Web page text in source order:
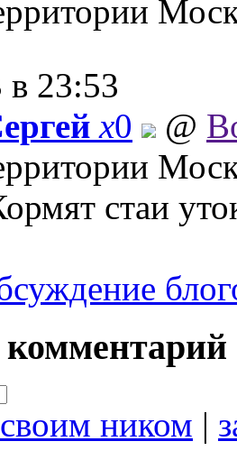
в 23:53
x0 @
стаи
ником |